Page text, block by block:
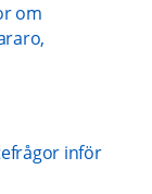
om
kB.
inför